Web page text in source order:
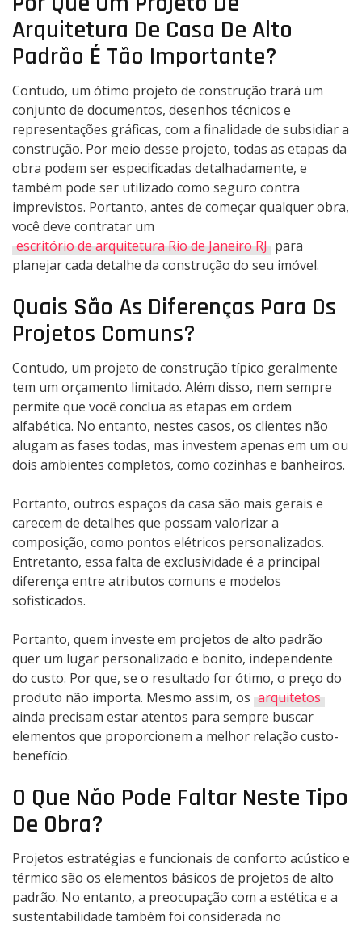
Arquitetura De Casa De Alto
Padrão É Tão Importante?
Contudo, um ótimo projeto de construção trará um
conjunto de documentos, desenhos técnicos e
representações gráficas, com a finalidade de subsidiar a
construção. Por meio desse projeto, todas as etapas da
obra podem ser especificadas detalhadamente, e
também pode ser utilizado como seguro contra
imprevistos. Portanto, antes de começar qualquer obra,
você deve contratar um
escritório de arquitetura Rio de Janeiro RJ para
planejar cada detalhe da construção do seu imóvel.
Quais São As Diferenças Para Os
Projetos Comuns?
Contudo, um projeto de construção típico geralmente
tem um orçamento limitado. Além disso, nem sempre
permite que você conclua as etapas em ordem
alfabética. No entanto, nestes casos, os clientes não
alugam as fases todas, mas investem apenas em um ou
dois ambientes completos, como cozinhas e banheiros.
Portanto, outros espaços da casa são mais gerais e
carecem de detalhes que possam valorizar a
composição, como pontos elétricos personalizados.
Entretanto, essa falta de exclusividade é a principal
diferença entre atributos comuns e modelos
sofisticados.
Portanto, quem investe em projetos de alto padrão
quer um lugar personalizado e bonito, independente
do custo. Por que, se o resultado for ótimo, o preço do
produto não importa. Mesmo assim, os arquitetos
ainda precisam estar atentos para sempre buscar
elementos que proporcionem a melhor relação custo-
benefício.
O Que Não Pode Faltar Neste Tipo
De Obra?
Projetos estratégias e funcionais de conforto acústico e
térmico são os elementos básicos de projetos de alto
padrão. No entanto, a preocupação com a estética e a
sustentabilidade também foi considerada no